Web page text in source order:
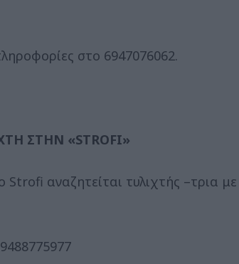
στο 6947076062.
ΣΤΗΝ «STROFI»
αναζητείται τυλιχτής –τρια